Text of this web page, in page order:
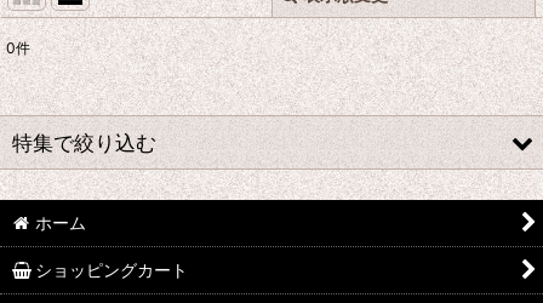
表示数:
在庫あり
並び順:
0件
特集で絞り込む
なみぞう
ホーム
ショッピングカート